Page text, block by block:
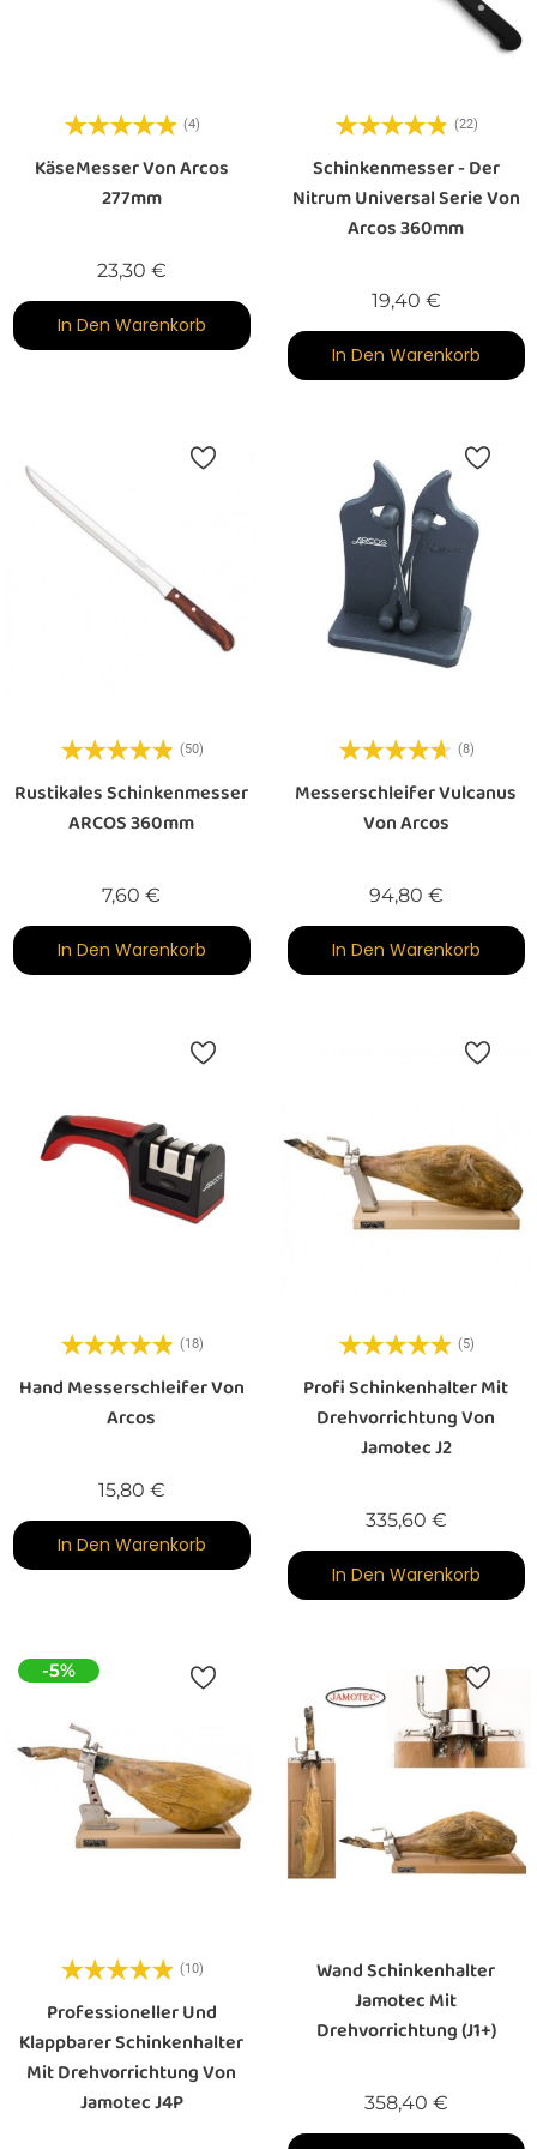
(4)
KäseMesser Von Arcos
277mm
23,30 €Preis
In Den Warenkorb
(22)
Schinkenmesser - Der
Nitrum Universal Serie Von
Arcos 360mm
19,40 €Preis
In Den Warenkorb
(50)
Rustikales Schinkenmesser
ARCOS 360mm
7,60 €
In Den Warenkorb
(8)
Messerschleifer Vulcanus
Von Arcos
94,80 €Preis
In Den Warenkorb
(18)
Hand Messerschleifer Von
Arcos
15,80 €Preis
In Den Warenkorb
(5)
Profi Schinkenhalter Mit
Drehvorrichtung Von
Jamotec J2
335,60 €Preis
In Den Warenkorb
-5%
(10)
Professioneller Und
Klappbarer Schinkenhalter
Mit Drehvorrichtung Von
Jamotec J4P
Wand Schinkenhalter
Jamotec Mit
Drehvorrichtung (J1+)
358,40 €Preis